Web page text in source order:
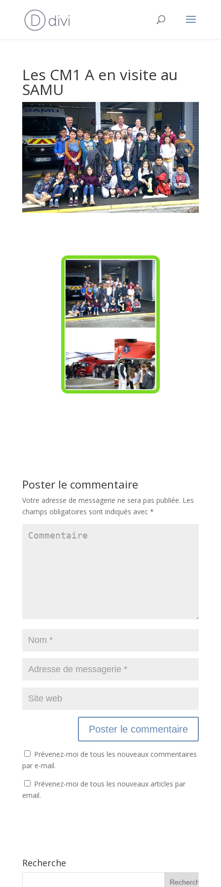
Les CM1 A en visite au
SAMU
Poster le commentaire
Votre adresse de messagerie ne sera pas publiée. Les
champs obligatoires sont indiqués avec *
Prévenez-moi de tous les nouveaux commentaires
par e-mail.
Prévenez-moi de tous les nouveaux articles par
email.
Recherche